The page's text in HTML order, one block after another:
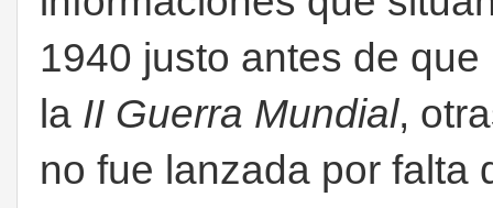
1940 justo antes de
la II Guerra Mundial,
no fue lanzada por falta